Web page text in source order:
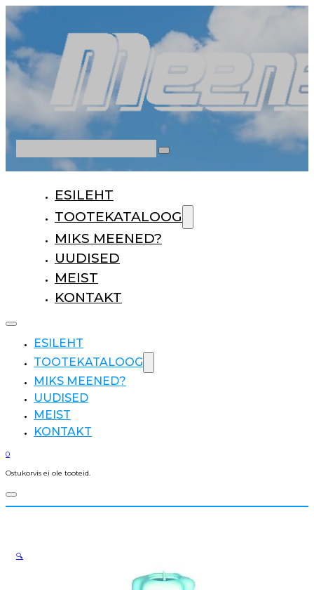
ESILEHT
TOOTEKATALOOG
MIKS MEENED?
UUDISED
MEIST
KONTAKT
ESILEHT
TOOTEKATALOOG
MIKS MEENED?
UUDISED
MEIST
KONTAKT
0
Ostukorvis ei ole tooteid.
🔍